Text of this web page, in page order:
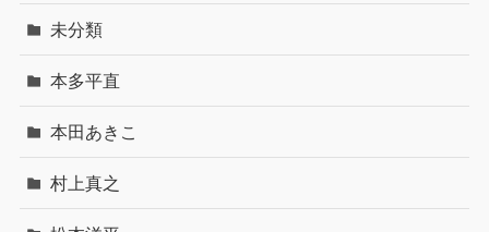
未分類
本多平直
本田あきこ
村上真之